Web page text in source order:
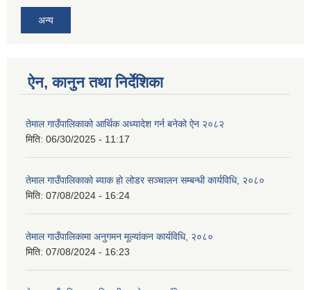
अन्य
ऐन, कानुन तथा निर्देशिका
तेमाल गाउँपालिकाको आर्थिक अध्यादेश गर्न बनेको ऐन २०८२
मिति: 06/30/2025 - 11:17
तेमाल गाउँपालिकाको ब्याक हो लोडर सञ्चालन सम्बन्धी कार्यविधि, २०८०
मिति: 07/08/2024 - 16:24
तेमाल गाउँपालिकामा अनुगमन मूल्यांकन कार्यविधि, २०८०
मिति: 07/08/2024 - 16:23